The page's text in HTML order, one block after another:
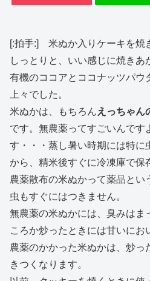
[:拍手:] 米ぬか入りケーキを焼
しっとりと、いい感じに焼きあ
有機のココアとココナッツパウ
上々でした。
米ぬかは、もちろんえっちゃん
です。無農薬ってすごいんです
す・・・蒸し暑い時期には特に
から、精米後すぐに冷凍庫で保
農薬散布の米ぬかって薬品とい
虫もすぐにはつきません。
無農薬の米ぬかには、臭みはま
ころか炒ったときには甘いにお
農薬のかかった米ぬかは、炒っ
きつくなります。